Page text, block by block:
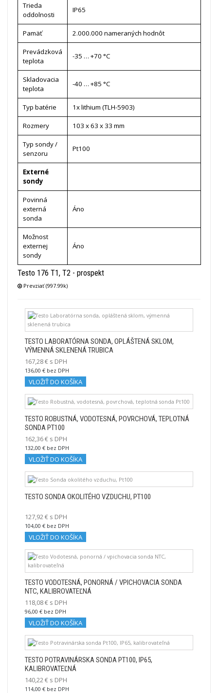
Trieda
oddolnosti
IP65
Pamäť 2.000.000 nameraných hodnôt
Prevádzková
teplota
-35 … +70 °C
Skladovacia
teplota
-40 … +85 °C
Typ batérie 1x lithium (TLH-5903)
Rozmery 103 x 63 x 33 mm
Typ sondy /
senzoru
Pt100
Externé
sondy
Povinná
externá
sonda
Áno
Možnost
externej
sondy
Áno
Testo 176 T1, T2 - prospekt
Prevziať (997.99k)
TESTO LABORATÓRNA SONDA, OPLÁŠTENÁ SKLOM,
VÝMENNÁ SKLENENÁ TRUBICA
167,28 € s DPH
136,00 € bez DPH
VLOŽIŤ DO KOŠÍKA
TESTO ROBUSTNÁ, VODOTESNÁ, POVRCHOVÁ, TEPLOTNÁ
SONDA PT100
162,36 € s DPH
132,00 € bez DPH
VLOŽIŤ DO KOŠÍKA
TESTO SONDA OKOLITÉHO VZDUCHU, PT100
127,92 € s DPH
104,00 € bez DPH
VLOŽIŤ DO KOŠÍKA
TESTO VODOTESNÁ, PONORNÁ / VPICHOVACIA SONDA
NTC, KALIBROVATEĽNÁ
118,08 € s DPH
96,00 € bez DPH
VLOŽIŤ DO KOŠÍKA
TESTO POTRAVINÁRSKA SONDA PT100, IP65,
KALIBROVATEĽNÁ
140,22 € s DPH
114,00 € bez DPH